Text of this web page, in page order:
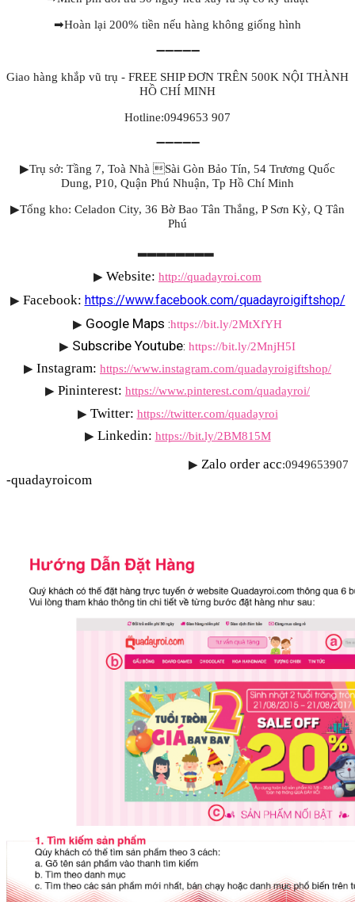
➡Hoàn lại 200% tiền nếu hàng không giống hình
➖➖➖➖➖
Giao hàng khắp vũ trụ - FREE SHIP ĐƠN TRÊN 500K NỘI THÀNH
HỒ CHÍ MINH
Hotline:0949653 907
➖➖➖➖➖
▶Trụ sở: Tầng 7, Toà Nhà Sài Gòn Bảo Tín, 54 Trương Quốc
Dung, P10, Quận Phú Nhuận, Tp Hồ Chí Minh
▶Tổng kho: Celadon City, 36 Bờ Bao Tân Thắng, P Sơn Kỳ, Q Tân
Phú
▶ Website: http://quadayroi.com
▶ Facebook: https://www.facebook.com/quadayroigiftshop/
▶ Google Maps :https://bit.ly/2MtXfYH
▶ Subscribe Youtube: https://bit.ly/2MnjH5I
▶ Instagram: https://www.instagram.com/quadayroigiftshop/
▶ Pininterest: https://www.pinterest.com/quadayroi/
▶ Twitter: https://twitter.com/quadayroi
▶ Linkedin: https://bit.ly/2BM815M
▶ Zalo order acc
-quadayroicom